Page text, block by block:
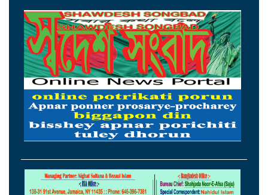
রিয়ার অ্যাডমিরাল মাহবুব আলী খানের ৪২তম
শাহাদাতবার্ষিকী বৃহস্পতিবার
‘জুলাই গণহত্যায় জড়িতদের শাস্তি নিশ্চিত করলে
কেউ রাষ্ট্রক্ষমতার অপব্যবহারের সাহস পাবে না’
আরেকটি বিপ্লব আসন্ন, দেশবাসীকে প্রস্তুতি